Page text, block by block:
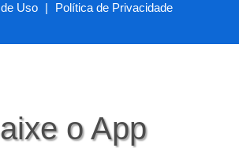
Uso | Política de Privacidade
o App